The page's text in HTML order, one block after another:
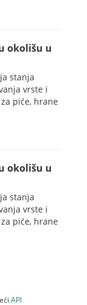
okolišu u
stanja
vrste i
piće, hrane
okolišu u
stanja
vrste i
piće, hrane
API